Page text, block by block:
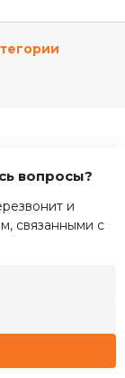
вопросы?
и
связанными с